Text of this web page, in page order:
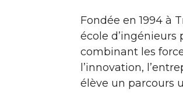
Fondée en 1994 à
école
combinant les
l’innovation,
élève un parcours